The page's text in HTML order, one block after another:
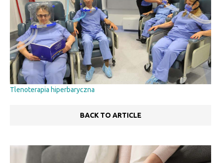
Tlenoterapia hiperbaryczna
BACK TO ARTICLE